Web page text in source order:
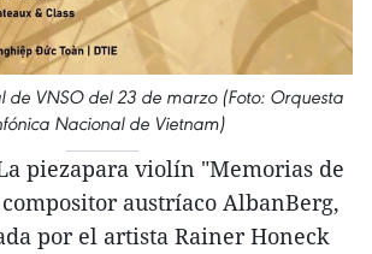
de VNSO del 23 de marzo (Foto: Orquesta
Nacional de Vietnam)
piezapara violín "Memorias de
austríaco AlbanBerg,
por el artista Rainer Honeck